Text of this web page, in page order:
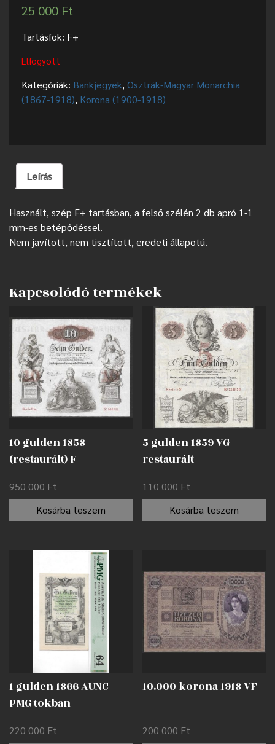
25 000 Ft
Tartásfok: F+
Elfogyott
Kategóriák: Bankjegyek,Osztrák-Magyar Monarchia
(1867-1918), Korona (1900-1918)
Leírás
Használt, szép F+ tartásban, a felső szélén 2 db apró 1-1
mm-es betépődéssel.
Nem javított, nem tisztított, eredeti állapotú.
Kapcsolódó termékek
10 gulden 1858
(restaurált) F
950 000 Ft
Kosárba teszem
5 gulden 1859 VG
restaurált
110 000 Ft
Kosárba teszem
1 gulden 1866 AUNC
PMG tokban
220 000 Ft
10.000 korona 1918 VF
200 000 Ft